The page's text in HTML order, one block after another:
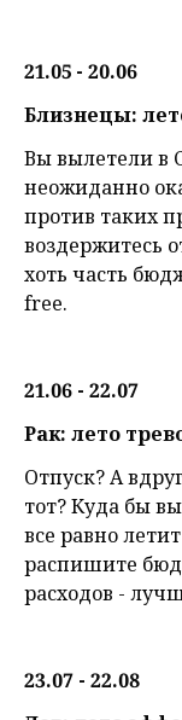
21.05 - 20.06
Близнецы:
Вы вылетели в
неожиданно
против таких
воздержитесь
хоть часть
free.
21.06 - 22.07
Рак: лето
Отпуск? А
тот? Куда бы
все равно
распишите
расходов -
23.07 - 22.08